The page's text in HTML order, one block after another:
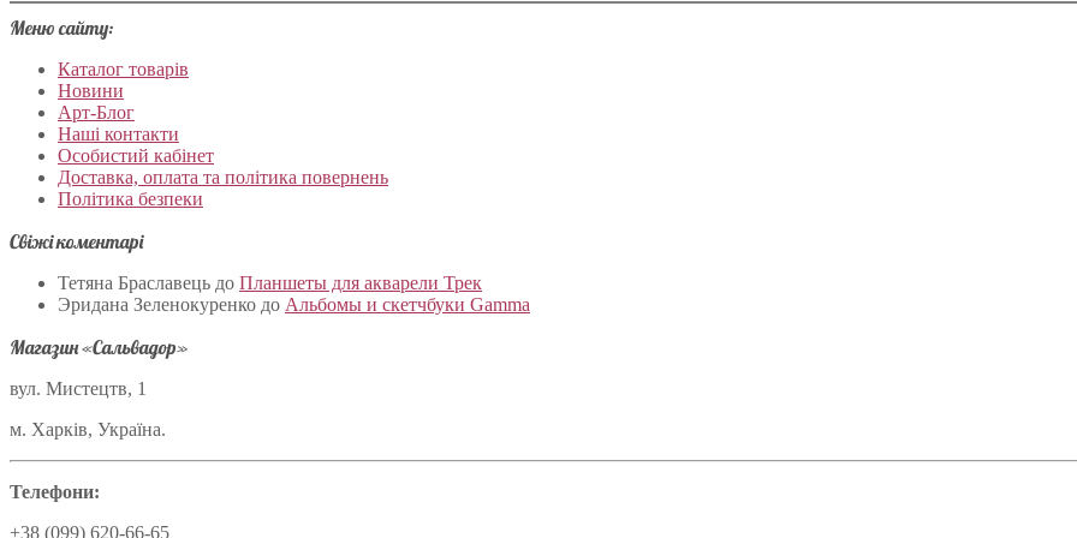
Меню сайту:
Каталог товарів
Новини
Арт-Блог
Наші контакти
Особистий кабінет
Доставка, оплата та політика повернень
Політика безпеки
Свіжі коментарі
Тетяна Браславець до Планшеты для акварели Трек
Эридана Зеленокуренко до Альбомы и скетчбуки Gamma
Магазин «Сальвадор»
вул. Мистецтв, 1
м. Харків, Україна.
Телефони:
+38 (099) 620-66-65